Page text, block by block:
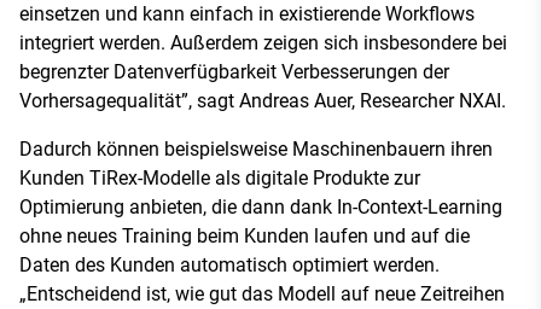
einsetzen und kann einfach in existierende Workflows
integriert werden. Außerdem zeigen sich insbesondere bei
begrenzter Datenverfügbarkeit Verbesserungen der
Vorhersagequalität”, sagt Andreas Auer, Researcher NXAI.
Dadurch können beispielsweise Maschinenbauern ihren
Kunden TiRex-Modelle als digitale Produkte zur
Optimierung anbieten, die dann dank In-Context-Learning
ohne neues Training beim Kunden laufen und auf die
Daten des Kunden automatisch optimiert werden.
„Entscheidend ist, wie gut das Modell auf neue Zeitreihen